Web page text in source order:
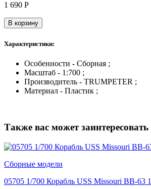
1 690 Р
В корзину
Характеристики:
Особенности - Сборная ;
Масштаб - 1:700 ;
Производитель - TRUMPETER ;
Материал - Пластик ;
Также вас может заинтересовать
Сборные модели
05705 1/700 Корабль USS Missouri BB-63